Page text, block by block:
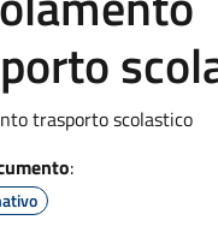
trasporto scolastico
: